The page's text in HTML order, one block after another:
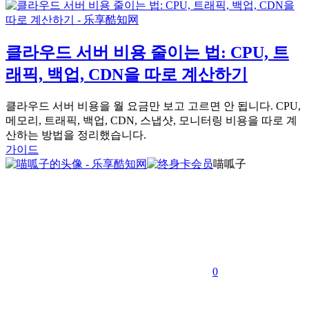
클라우드 서버 비용 줄이는 법: CPU, 트
래픽, 백업, CDN을 따로 계산하기
클라우드 서버 비용을 월 요금만 보고 고르면 안 됩니다. CPU,
메모리, 트래픽, 백업, CDN, 스냅샷, 모니터링 비용을 따로 계
산하는 방법을 정리했습니다.
가이드
喵呱子
0